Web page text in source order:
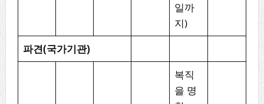
일까
지)
파견(국가기관)
복직
을 명